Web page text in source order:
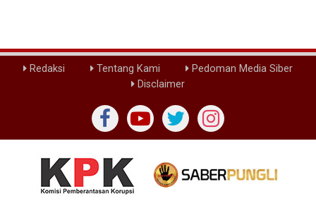
Redaksi Tentang Kami
Pedoman Media Siber
Disclaimer